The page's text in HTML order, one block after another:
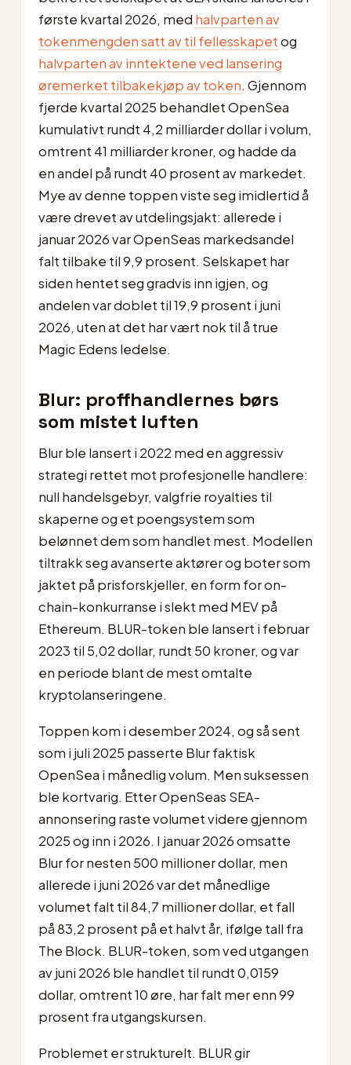
første kvartal 2026, med halvparten av
tokenmengden satt av til fellesskapetog
halvparten av inntektene ved lansering
øremerket tilbakekjøp av token. Gjennom
fjerde kvartal 2025 behandlet OpenSea
kumulativt rundt 4,2 milliarder dollar i volum,
omtrent 41 milliarder kroner, og hadde da
en andel på rundt 40 prosent av markedet.
Mye av denne toppen viste seg imidlertid å
være drevet av utdelingsjakt: allerede i
januar 2026 var OpenSeas markedsandel
falt tilbake til 9,9 prosent. Selskapet har
siden hentet seg gradvis inn igjen, og
andelen var doblet til 19,9 prosent i juni
2026, uten at det har vært nok til å true
Magic Edens ledelse.
Blur: proffhandlernes børs
som mistet luften
Blur ble lansert i 2022 med en aggressiv
strategi rettet mot profesjonelle handlere:
null handelsgebyr, valgfrie royalties til
skaperne og et poengsystem som
belønnet dem som handlet mest. Modellen
tiltrakk seg avanserte aktører og boter som
jaktet på prisforskjeller, en form for on-
chain-konkurranse i slekt med MEV på
Ethereum. BLUR-token ble lansert i februar
2023 til 5,02 dollar, rundt 50 kroner, og var
en periode blant de mest omtalte
kryptolanseringene.
Toppen kom i desember 2024, og så sent
som i juli 2025 passerte Blur faktisk
OpenSea i månedlig volum. Men suksessen
ble kortvarig. Etter OpenSeas SEA-
annonsering raste volumet videre gjennom
2025 og inn i 2026. I januar 2026 omsatte
Blur for nesten 500 millioner dollar, men
allerede i juni 2026 var det månedlige
volumet falt til 84,7 millioner dollar, et fall
på 83,2 prosent på et halvt år, ifølge tall fra
The Block. BLUR-token, som ved utgangen
av juni 2026 ble handlet til rundt 0,0159
dollar, omtrent 10 øre, har falt mer enn 99
prosent fra utgangskursen.
Problemet er strukturelt. BLUR gir